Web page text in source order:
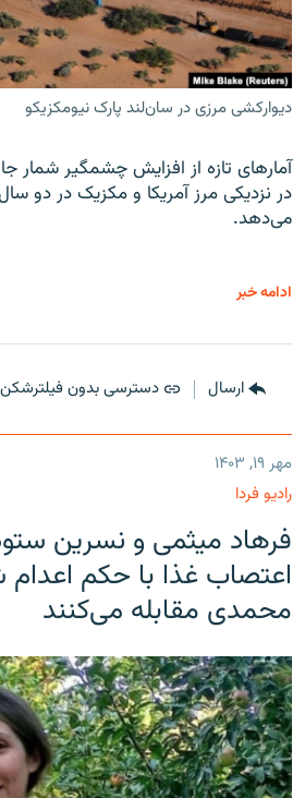
دیوارکشی مرزی در سان‌لند پارک نیومکزیکو
آمارهای تازه از افزایش چشمگیر شمار
در نزدیکی مرز آمریکا و مکزیک در دو
می‌دهد.
ادامه خبر
ارسال دسترسی بدون فیلترشکن
مهر ۱۹, ۱۴۰۳
رادیو فردا
فرهاد میثمی و نسرین
اعتصاب غذا با حکم اعدام
محمدی مقابله می‌کنند